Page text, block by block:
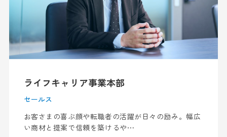
ライフキャリア事業本部
セールス
​​お客さまの喜ぶ顔や転職者の活躍が日々の励み。幅広
い商材と提案で信頼を築けるや⋯